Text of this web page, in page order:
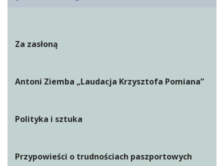
Za zasłoną
Antoni Ziemba „Laudacja Krzysztofa Pomiana”
Polityka i sztuka
Przypowieści o trudnościach paszportowych